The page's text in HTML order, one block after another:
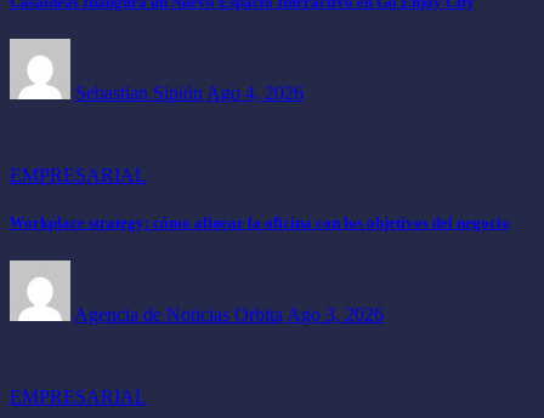
Sebastian Sipión Ago 4, 2026
EMPRESARIAL
Workplace strategy: cómo alinear la oficina con los objetivos del negocio
Agencia de Noticias Orbita Ago 3, 2026
EMPRESARIAL